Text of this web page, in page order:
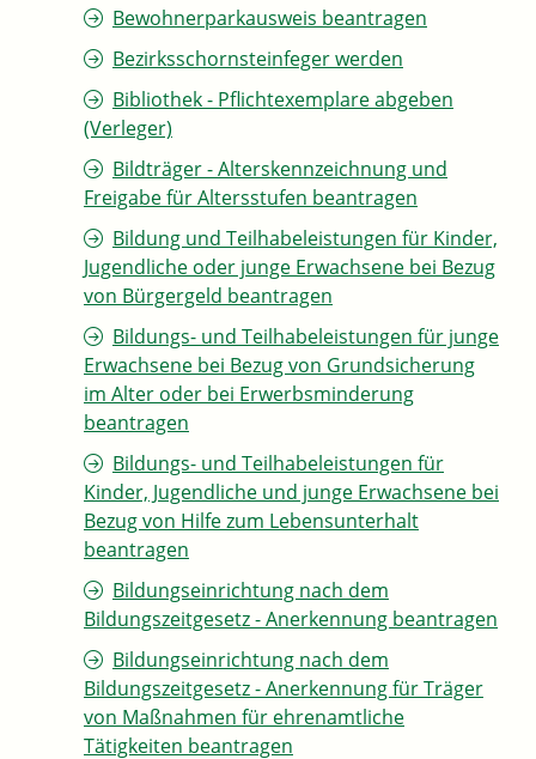
Bewohnerparkausweis beantragen
Bezirksschornsteinfeger werden
Bibliothek - Pflichtexemplare abgeben
(Verleger)
Bildträger - Alterskennzeichnung und
Freigabe für Altersstufen beantragen
Bildung und Teilhabeleistungen für Kinder,
Jugendliche oder junge Erwachsene bei Bezug
von Bürgergeld beantragen
Bildungs- und Teilhabeleistungen für junge
Erwachsene bei Bezug von Grundsicherung
im Alter oder bei Erwerbsminderung
beantragen
Bildungs- und Teilhabeleistungen für
Kinder, Jugendliche und junge Erwachsene bei
Bezug von Hilfe zum Lebensunterhalt
beantragen
Bildungseinrichtung nach dem
Bildungszeitgesetz - Anerkennung beantragen
Bildungseinrichtung nach dem
Bildungszeitgesetz - Anerkennung für Träger
von Maßnahmen für ehrenamtliche
Tätigkeiten beantragen